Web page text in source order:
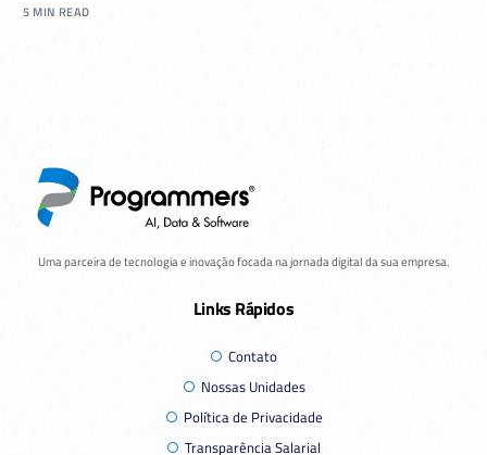
5 MIN READ
Uma parceira de tecnologia e inovação focada na jornada digital da sua empresa.
Links Rápidos
Contato
Nossas Unidades
Política de Privacidade
Transparência Salarial